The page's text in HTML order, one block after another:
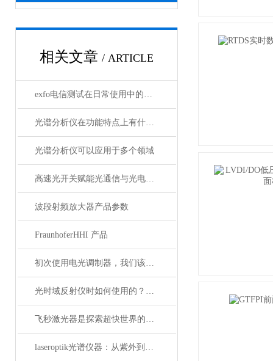
相关文章 / ARTICLE
exfo电信测试在日常使用中的特点
光谱分析仪在功能特点上有什么杰出表现？
光谱分析仪可以应用于多个领域
高速光开关赋能光通信与光电融合的关键技术
波段射频放大器产品参数
FraunhoferHHI 产品
初次使用电光调制器，我们该注意什么事项？
光时域反射仪时如何使用的？使用时又要注意哪些事项？
飞秒激光器是探索超快世界的利器
laseroptik光谱仪器：从紫外到红外的精密光学测量解决方案